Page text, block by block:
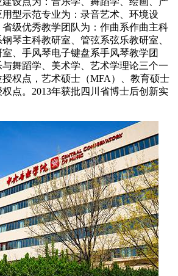
型示范专业为：录音艺术、环境设
级优秀教学团队为：作曲系作曲主科
琴主科教研室、管弦系弦乐教研室、
、手风琴电子键盘系手风琴教学团
舞蹈学、美术学、艺术学理论三个一
权点，艺术硕士（MFA）、教育硕士
点。2013年获批四川省博士后创新实